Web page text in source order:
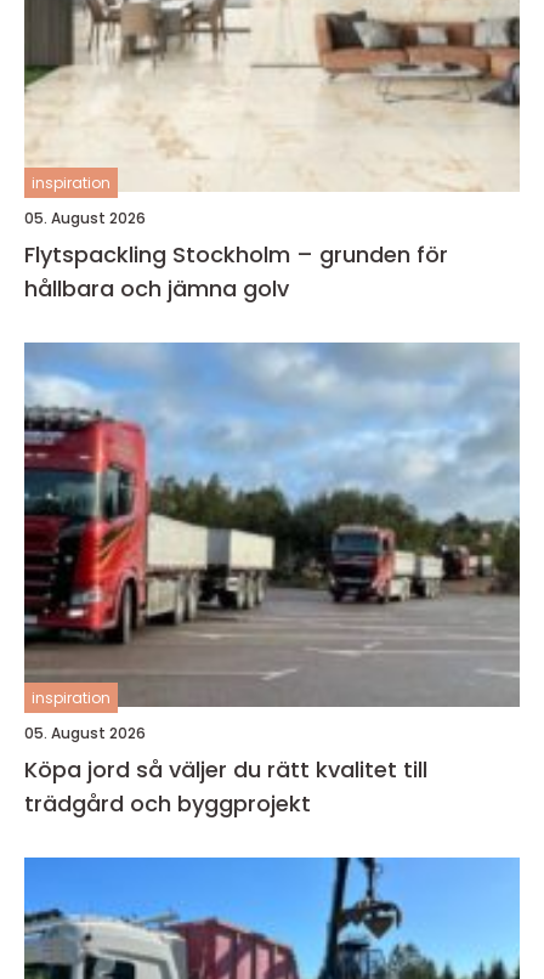
inspiration
05. August 2026
Flytspackling Stockholm – grunden för
hållbara och jämna golv
inspiration
05. August 2026
Köpa jord så väljer du rätt kvalitet till
trädgård och byggprojekt